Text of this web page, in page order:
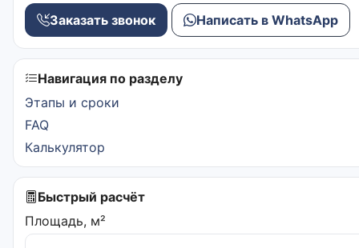
Заказать звонок Написать в WhatsApp
Навигация по разделу
Этапы и сроки
FAQ
Калькулятор
Быстрый расчёт
Площадь, м²